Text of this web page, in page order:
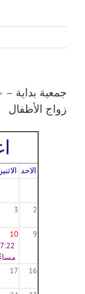
زواج الأطفال
الاحد
2
3
9
10
7:22
16
17